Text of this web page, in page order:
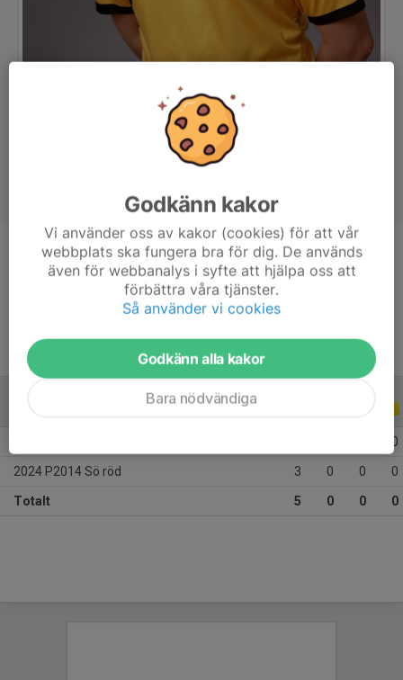
Position
-
12 år
0
2024 P2014 Sö röd 3 0 0 0
Totalt 5 0 0 0
Godkänn kakor
Vi använder oss av kakor (cookies) för att vår
webbplats ska fungera bra för dig. De används
även för webbanalys i syfte att hjälpa oss att
förbättra våra tjänster.
Så använder vi cookies
Godkänn alla kakor
Bara nödvändiga